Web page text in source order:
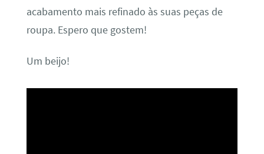
acabamento mais refinado às suas peças de
roupa. Espero que gostem!
Um beijo!